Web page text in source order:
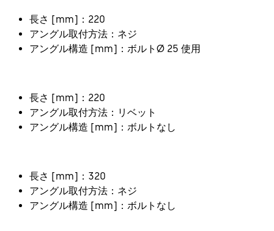
長さ [mm]：220
アングル取付方法：ネジ
アングル構造 [mm]：ボルトØ 25 使用
長さ [mm]：220
アングル取付方法：リベット
アングル構造 [mm]：ボルトなし
長さ [mm]：320
アングル取付方法：ネジ
アングル構造 [mm]：ボルトなし